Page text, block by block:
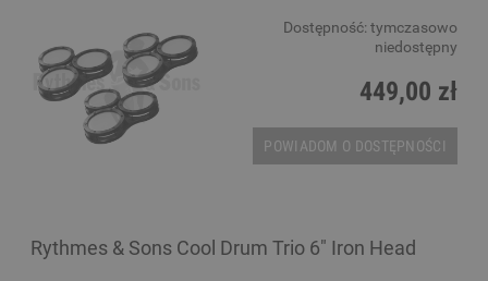
Dostępność: tymczasowo
niedostępny
449,00 zł
POWIADOM O DOSTĘPNOŚCI
Rythmes & Sons Cool Drum Trio 6" Iron Head